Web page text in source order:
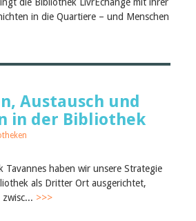
in die Quartiere – und Menschen
Austausch und
in der Bibliothek
Tavannes haben wir unsere Strategie
als Dritter Ort ausgerichtet,
>>>